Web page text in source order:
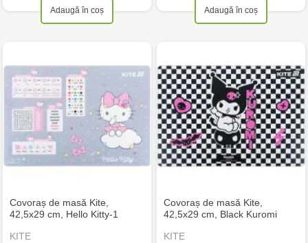
Adaugă în coș Adaugă în coș
Covoraș de masă Kite,
42,5x29 cm, Hello Kitty-1
KITE
Covoraș de masă Kite,
42,5x29 cm, Black Kuromi
KITE